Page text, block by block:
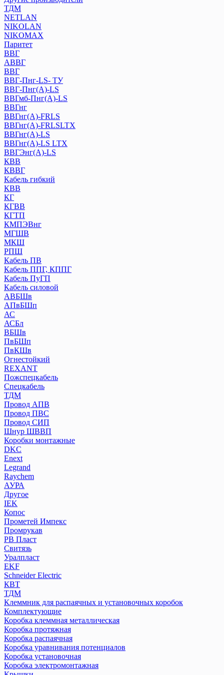
ТДМ
NETLAN
NIKOLAN
NIKOMAX
Паритет
ВВГ
АВВГ
ВВГ
ВВГ-Пнг-LS- ТУ
ВВГ-Пнг(А)-LS
ВВГмб-Пнг(А)-LS
ВВГнг
ВВГнг(А)-FRLS
ВВГнг(А)-FRLSLTX
ВВГнг(А)-LS
ВВГнг(А)-LS LTХ
ВВГЭнг(А)-LS
КВВ
КВВГ
Кабель гибкий
КВВ
КГ
КГВВ
КГТП
КМПЭВнг
МГШВ
МКШ
РПШ
Кабель ПВ
Кабель ППГ, КППГ
Кабель ПуГП
Кабель силовой
АВБШв
АПвБШп
АС
АСБл
ВБШв
ПвБШп
ПвКШв
Огнестойкий
REXANT
Пожспецкабель
Спецкабель
ТДМ
Провод АПВ
Провод ПВС
Провод СИП
Шнур ШВВП
Коробки монтажные
DKC
Enext
Legrand
Raychem
АУРА
Другое
IEK
Копос
Прометей Импекс
Промрукав
РВ Пласт
Свитязь
Уралпласт
EKF
Schneider Electric
КВТ
ТДМ
Клеммник для распаячных и установочных коробок
Комплектующие
Коробка клеммная металлическая
Коробка протяжная
Коробка распаячная
Коробка уравнивания потенциалов
Коробка установочная
Коробка электромонтажная